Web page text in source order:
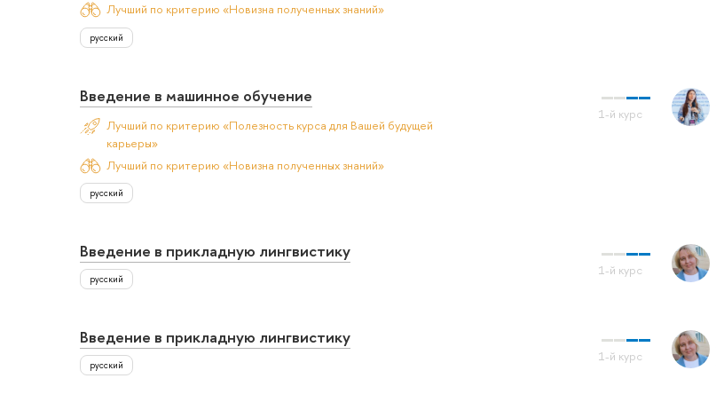
Лучший по критерию «Новизна полученных знаний»
русский
Введение в машинное обучение
Лучший по критерию «Полезность курса для Вашей будущей
карьеры»
Лучший по критерию «Новизна полученных знаний»
русский
Введение в прикладную лингвистику
русский
Введение в прикладную лингвистику
русский